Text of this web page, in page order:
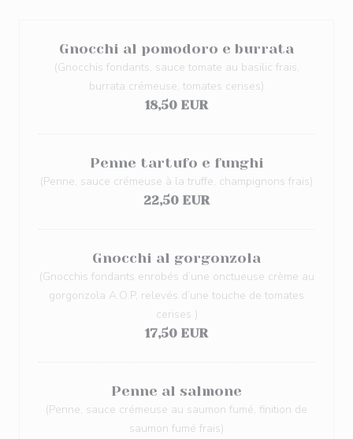
Gnocchi al pomodoro e burrata
(Gnocchis fondants, sauce tomate au basilic frais,
burrata crémeuse, tomates cerises)
18,50 EUR
Penne tartufo e funghi
(Penne, sauce crémeuse à la truffe, champignons frais)
22,50 EUR
Gnocchi al gorgonzola
(Gnocchis fondants enrobés d’une onctueuse crème au
gorgonzola A.O.P, relevés d’une touche de tomates
cerises )
17,50 EUR
Penne al salmone
(Penne, sauce crémeuse au saumon fumé, finition de
saumon fumé frais)